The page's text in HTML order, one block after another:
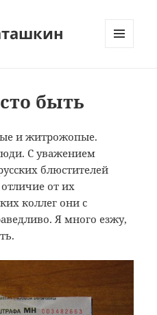
быть
и житрожопые.
С уважением
блюстителей
от их
коллег они с
Я много езжу,